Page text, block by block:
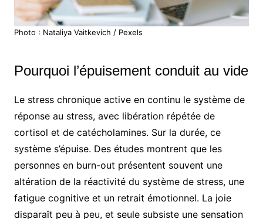
Photo : Nataliya Vaitkevich / Pexels
Pourquoi l’épuisement conduit au vide
Le stress chronique active en continu le système de
réponse au stress, avec libération répétée de
cortisol et de catécholamines. Sur la durée, ce
système s’épuise. Des études montrent que les
personnes en burn-out présentent souvent une
altération de la réactivité du système de stress, une
fatigue cognitive et un retrait émotionnel. La joie
disparaît peu à peu, et seule subsiste une sensation